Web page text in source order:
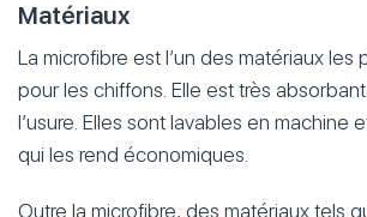
Matériaux
La microfibre est l’un des matériaux les
pour les chiffons. Elle est très
l’usure. Elles sont lavables en machine
qui les rend économiques.
Outre la microfibre, des matériaux tels